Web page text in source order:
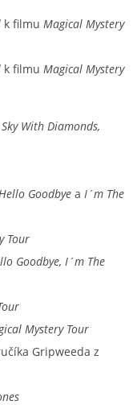
k filmu Magical Mystery
k filmu Magical Mystery
With Diamonds,
Goodbye a I´m The
Tour
Goodbye, I´m The
Mystery Tour
Gripweeda z